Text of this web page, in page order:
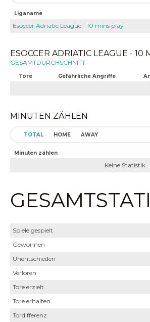
Liganame
Esoccer Adriatic League - 10 mins play
ESOCCER ADRIATIC LEAGUE -
GESAMTDURCHSCHNITT
Tore Gefährliche Angriffe
MINUTEN ZÄHLEN
TOTAL HOME AWAY
Minuten zählen
Keine Statistik
Spiele gespielt
Gewonnen
Unentschieden
Verloren
Tore erzielt
Tore erhalten
Tordifferenz